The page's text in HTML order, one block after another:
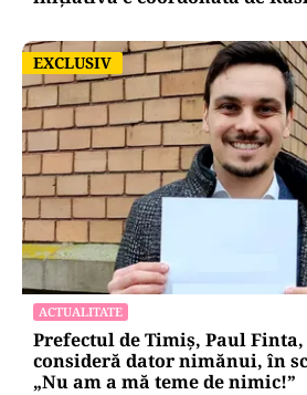
EXCLUSIV
EXCLUSIV
ACTUALITATE
Prefectul de Timiș, Paul
consideră dator nimănui, în
„Nu am a mă teme de nimic!”